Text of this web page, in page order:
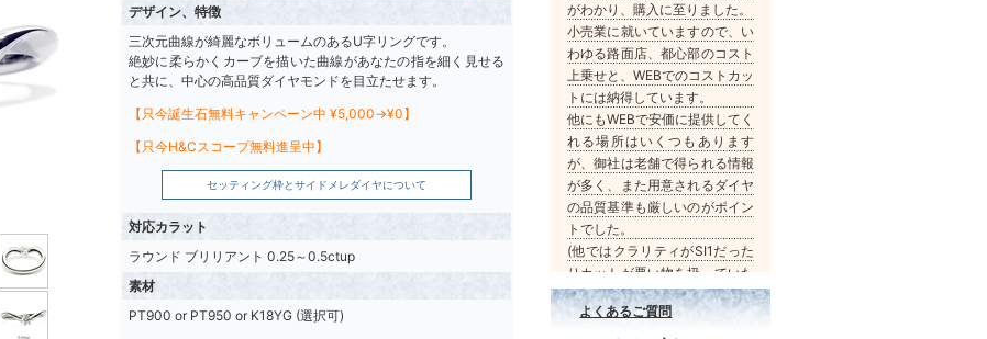
デザイン、特徴
三次元曲線が綺麗なボリュームのあるU字リングです。
絶妙に柔らかくカーブを描いた曲線があなたの指を細く見せる
と共に、中心の高品質ダイヤモンドを目立たせます。
【只今誕生石無料キャンペーン中 ¥5,000→¥0】
【只今H&Cスコープ無料進呈中】
セッティング枠とサイドメレダイヤについて
対応カラット
ラウンド ブリリアント 0.25～0.5ctup
素材
PT900 or PT950 or K18YG (選択可)
がわかり、購入に至りました。
小売業に就いていますので、い
わゆる路面店、都心部のコスト
上乗せと、WEBでのコストカッ
トには納得しています。
他にもWEBで安価に提供してく
れる場所はいくつもあります
が、御社は老舗で得られる情報
が多く、また用意されるダイヤ
の品質基準も厳しいのがポイン
トでした。
(他ではクラリティがSI1だった
りカットが悪い物を扱っていた
りしました)
実際に届いた物も、ダイヤの品
よくあるご質問